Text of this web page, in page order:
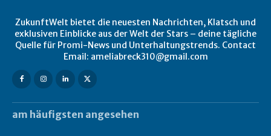
ZukunftWelt bietet die neuesten Nachrichten, Klatsch und
exklusiven Einblicke aus der Welt der Stars – deine tägliche
Quelle für Promi-News und Unterhaltungstrends. Contact
Email: ameliabreck310@gmail.com
am häufigsten angesehen